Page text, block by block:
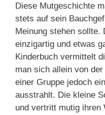
Diese Mutgeschichte
stets auf sein
Meinung stehen sollte.
einzigartig und etwas
Kinderbuch vermittelt
man sich allein von
einer Gruppe jedoch
ausstrahlt. Die kleine
und vertritt mutig ihren